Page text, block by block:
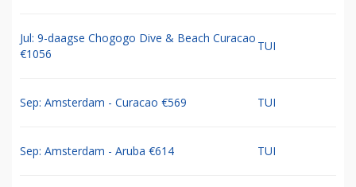
Jul: 9-daagse Chogogo Dive & Beach Curacao
€1056
TUI
Sep: Amsterdam - Curacao €569 TUI
Sep: Amsterdam - Aruba €614 TUI